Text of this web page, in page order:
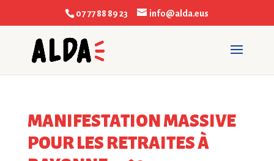
07 77 88 89 23 info@alda.eus
MANIFESTATION MASSIVE
POUR LES RETRAITES À